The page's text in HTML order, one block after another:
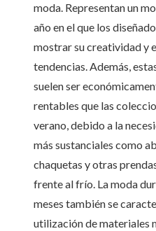
moda. Representan un
año en el que los
mostrar su creatividad y
tendencias. Además,
suelen ser
rentables que las
verano, debido a la
más sustanciales como
chaquetas y otras
frente al frío. La moda
meses también se
utilización de materiales